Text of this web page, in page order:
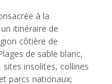
à la
itinéraire de
côtière de
de sable blanc,
insolites, collines
parcs nationaux;